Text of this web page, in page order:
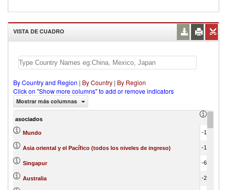
VISTA DE CUADRO
By Country and Region | By Country | By Region
Click on "Show more columns" to add or remove indicators
Mostrar más columnas
asociados
Mundo
Asia oriental y el Pacífico (todos los niveles de ingreso)
Singapur
Australia